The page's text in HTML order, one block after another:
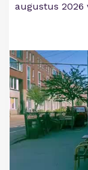
augustus 2026